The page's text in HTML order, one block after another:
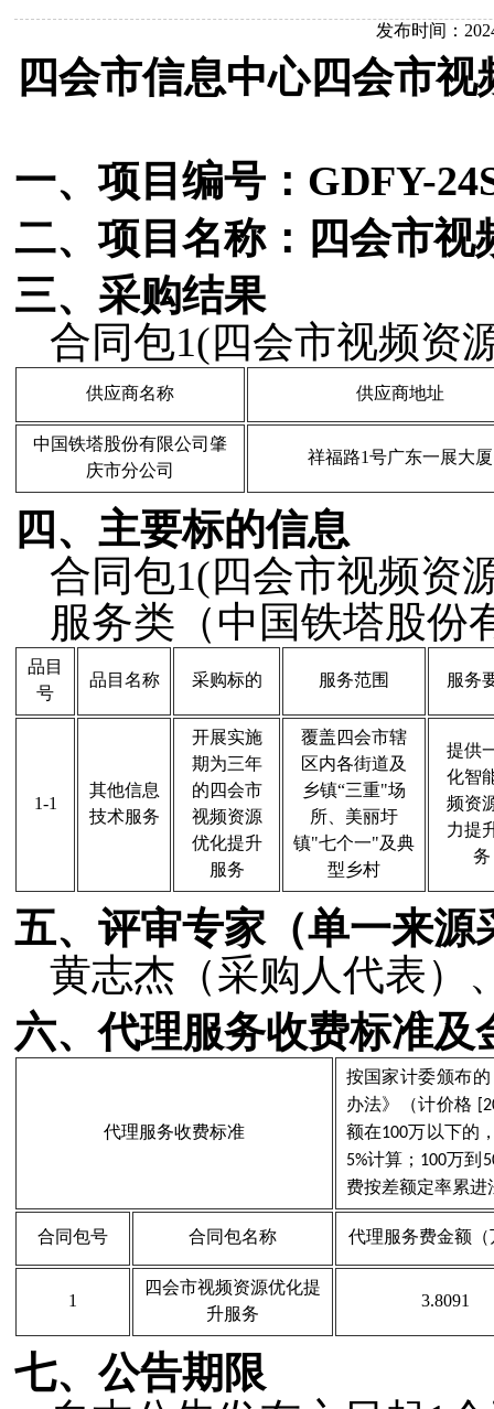
发布时间：
四会市信息中心四会市
一、项目编号： GDFY-
二、项目名称：四会市
三、采购结果
合同包1(四会市视频资
供应商名称 供应商地址
中国铁塔股份有限公司肇
庆市分公司
祥福路1号广东一展大厦
四、主要标的信息
合同包1(四会市视频资
服务类（中国铁塔股份
品目
号
品目名称 采购标的 服务范围 服务
1-1
其他信息
技术服务
开展实施
期为三年
的四会市
视频资源
优化提升
服务
覆盖四会市辖
区内各街道及
乡镇“三重"场
所、美丽圩
镇"七个一"及典
型乡村
提供
化智
频资
力提
务
五、评审专家（单一来源
黄志杰（采购人代表）
六、代理服务收费标准及
代理服务收费标准
按国家计委颁布
办法》（计价格
额在100万以下的
5%计算； 100万到
费按差额定率累进
合同包号 合同包名称 代理服务费金额（
1
四会市视频资源优化提
升服务
3.8091
七、公告期限